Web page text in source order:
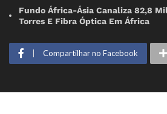
Fundo África-Ásia Canaliza 82,8
Torres E Fibra Óptica Em África
Compartilhar no Facebook